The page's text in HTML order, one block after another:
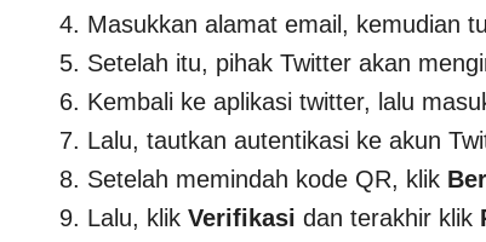
Masukkan alamat email, kemudian
Setelah itu, pihak Twitter akan
Kembali ke aplikasi twitter, lalu
Lalu, tautkan autentikasi ke akun
Setelah memindah kode QR, klik
Lalu, klik Verifikasi dan terakhir klik